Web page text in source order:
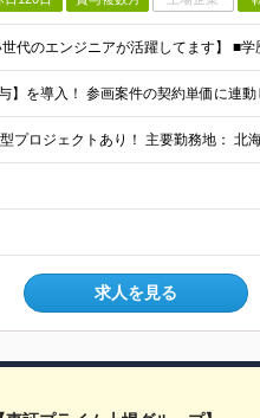
求人を見る